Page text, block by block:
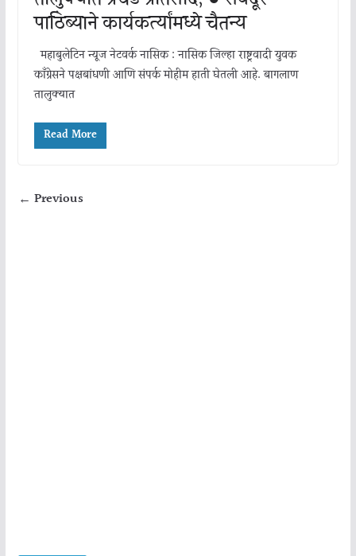
पाठिंब्याने कार्यकर्त्यांमध्ये चैतन्य
महाबुलेटिन न्यूज नेटवर्क नासिक : नासिक जिल्हा राष्ट्रवादी युवक
काँग्रेसने पक्षबांधणी आणि संपर्क मोहीम हाती घेतली आहे. बागलाण
तालुक्यात
Read More
← Previous